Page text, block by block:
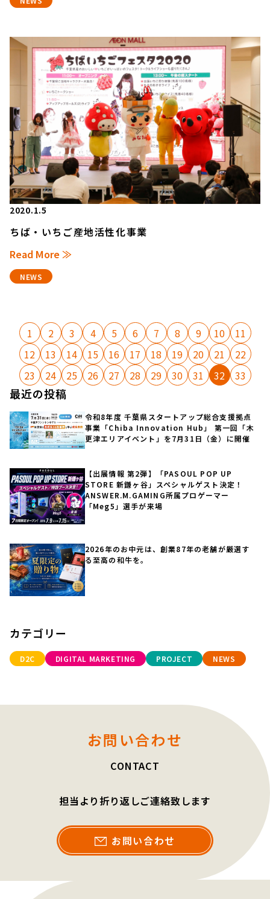
2020.1.5
ちば・いちご産地活性化事業
Read More ≫
NEWS
1 2 3 4 5 6 7 8 9 10
11
12
13 14 15 16 17 18 19 20 21
22
23
24 25 26 27 28 29 30 31 32 33
最近の投稿
令和8年度 千葉県スタートアップ総合支援拠点
事業「Chiba Innovation Hub」 第一回「木
更津エリアイベント」を7月31日（金）に開催
【出展情報 第2弾】「PASOUL POP UP
STORE 新鎌ヶ谷」スペシャルゲスト決定！
ANSWER.M.GAMING所属プロゲーマー
「Meg5」選手が来場
2026年のお中元は、創業87年の老舗が厳選す
る至高の和牛を。
カテゴリー
D2C DIGITAL MARKETING PROJECT NEWS
お問い合わせ
CONTACT
担当より折り返しご連絡致します
お問い合わせ